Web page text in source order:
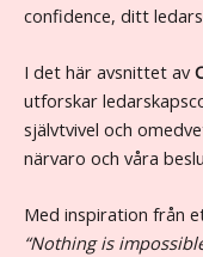
confidence, ditt
I det här avsnittet av
utforskar
självtvivel och
närvaro och våra
Med inspiration från
“Nothing is